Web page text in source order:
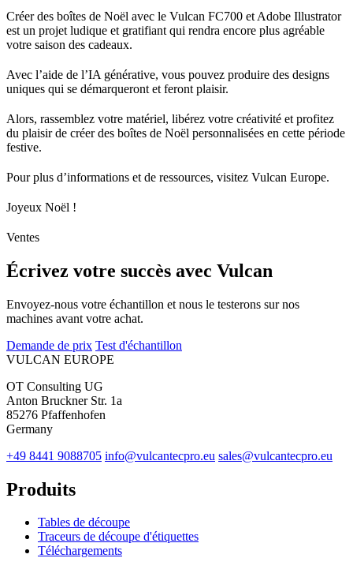
Créer des boîtes de Noël avec le Vulcan FC700 et Adobe Illustrator
est un projet ludique et gratifiant qui rendra encore plus agréable
votre saison des cadeaux.
Avec l’aide de l’IA générative, vous pouvez produire des designs
uniques qui se démarqueront et feront plaisir.
Alors, rassemblez votre matériel, libérez votre créativité et profitez
du plaisir de créer des boîtes de Noël personnalisées en cette période
festive.
Pour plus d’informations et de ressources, visitez Vulcan Europe.
Joyeux Noël !
Ventes
Écrivez votre succès avec Vulcan
Envoyez-nous votre échantillon et nous le testerons sur nos
machines avant votre achat.
Demande de prix Test d'échantillon
VULCAN EUROPE
OT Consulting UG
Anton Bruckner Str. 1a
85276 Pfaffenhofen
Germany
+49 8441 9088705 info@vulcantecpro.eu sales@vulcantecpro.eu
Produits
Tables de découpe
Traceurs de découpe d'étiquettes
Téléchargements